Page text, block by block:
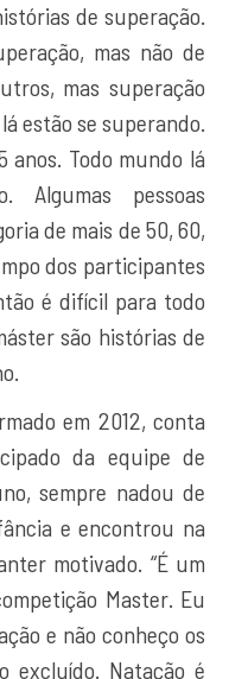
de superação.
mas não de
mas superação
estão se superando.
anos. Todo mundo lá
Algumas pessoas
de mais de 50, 60,
dos participantes
é difícil para todo
são histórias de
em 2012, conta
da equipe de
sempre nadou de
e encontrou na
motivado. “É um
Master. Eu
e não conheço os
excluído. Natação é